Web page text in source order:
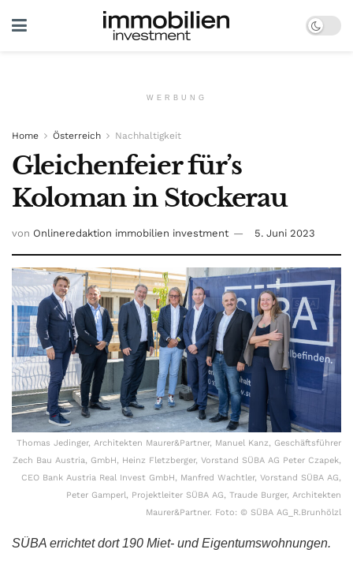
WERBUNG
Home Österreich Nachhaltigkeit
Gleichenfeier für’s
Koloman in Stockerau
von Onlineredaktion immobilien investment 5. Juni 2023
Thomas Jedinger, Architekten Maurer&Partner, Manuel Kanz, Geschäftsführer
Zech Bau Austria, GmbH, Heinz Fletzberger, Vorstand SÜBA AG Peter Czapek,
CEO Bank Austria Real Invest GmbH, Manfred Wachtler, Vorstand SÜBA AG,
Peter Gamperl, Projektleiter SÜBA AG, Traude Burger, Architekten
Maurer&Partner. Foto: © SÜBA AG_R.Brunhölzl
SÜBA errichtet dort 190 Miet- und Eigentumswohnungen.